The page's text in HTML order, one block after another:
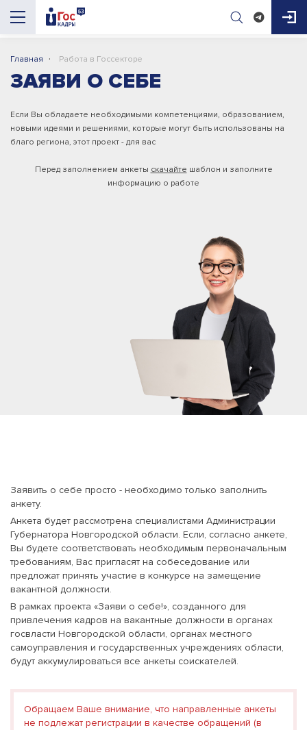
Главная · Работа в Госсекторе
ЗАЯВИ О СЕБЕ
Если Вы обладаете необходимыми компетенциями, образованием,
новыми идеями и решениями, которые могут быть использованы на
благо региона, этот проект - для вас
Перед заполнением анкеты скачайте шаблон и заполните
информацию о работе
Заявить о себе просто - необходимо только заполнить
анкету.
Анкета будет рассмотрена специалистами Администрации
Губернатора Новгородской области. Если, согласно анкете,
Вы будете соответствовать необходимым первоначальным
требованиям, Вас пригласят на собеседование или
предложат принять участие в конкурсе на замещение
вакантной должности.
В рамках проекта «Заяви о себе!», созданного для
привлечения кадров на вакантные должности в органах
госвласти Новгородской области, органах местного
самоуправления и государственных учреждениях области,
будут аккумулироваться все анкеты соискателей.
Обращаем Ваше внимание, что направленные анкеты
не подлежат регистрации в качестве обращений (в
AI-помощник
ГосКадры53
Здравствуйте! Я AI-помощник портала
ГосКадры53. Могу подсказать про
на работу и обучение. Чем помочь?